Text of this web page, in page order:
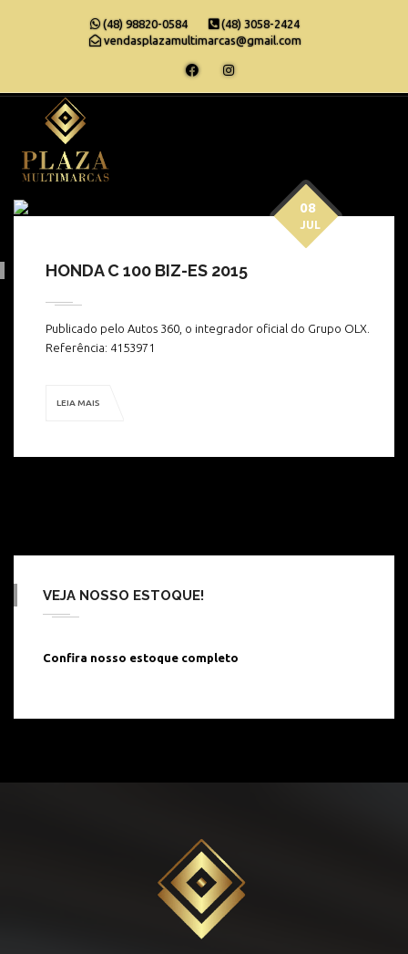
(48) 98820-0584
(48) 3058-2424
vendasplazamultimarcas@gmail.com
HONDA C 100 BIZ-ES 2015
08
JUL
Publicado pelo Autos 360, o integrador oficial do Grupo OLX.
Referência: 4153971
LEIA MAIS
VEJA NOSSO ESTOQUE!
Confira nosso estoque completo